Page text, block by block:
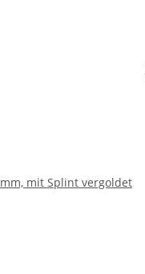
mit Splint vergoldet